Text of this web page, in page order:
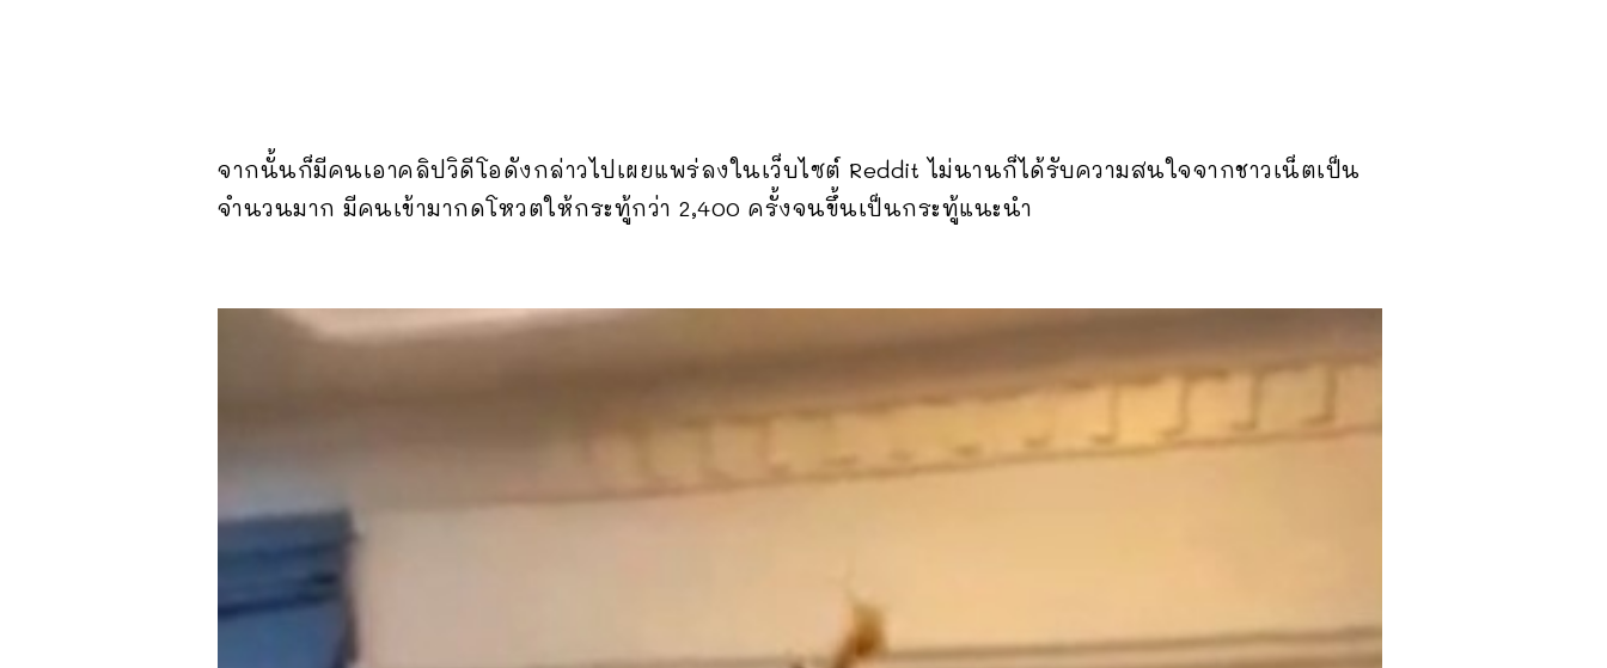
จากนั้นก็มีคนเอาคลิปวิดีโอดังกล่าวไปเผยแพร่ลงในเว็บไซต์ Reddit ไม่นานก็ได้รับความสนใจจากชาวเน็ตเป็น
จำนวนมาก มีคนเข้ามากดโหวตให้กระทู้กว่า 2,400 ครั้งจนขึ้นเป็นกระทู้แนะนำ